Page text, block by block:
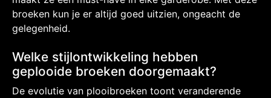
broeken kun je er altijd goed uitzien, ongeacht de
gelegenheid.
Welke stijlontwikkeling hebben
geplooide broeken doorgemaakt?
De evolutie van plooibroeken toont veranderende